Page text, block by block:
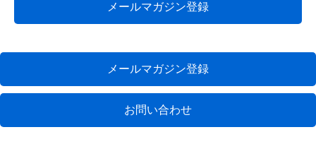
メールマガジン登録
メールマガジン登録
お問い合わせ